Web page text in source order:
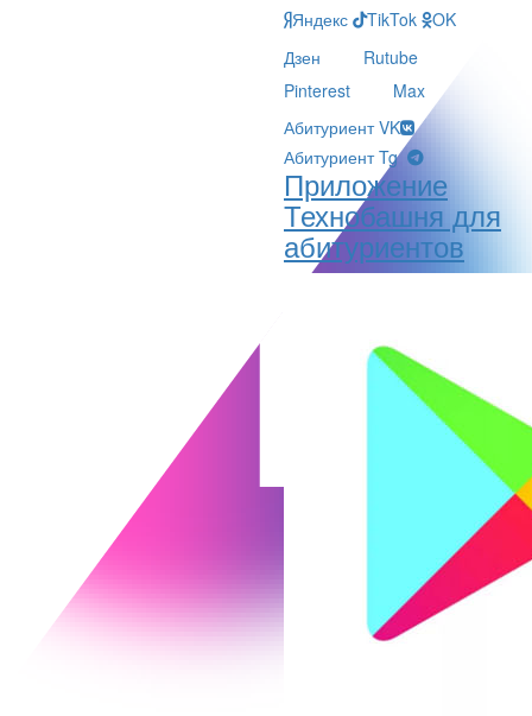
Яндекс
TikTok
OK
Дзен
Rutube
Pinterest
Max
Абитуриент VK
Абитуриент Tg
Приложение
Технобашня для
абитуриентов